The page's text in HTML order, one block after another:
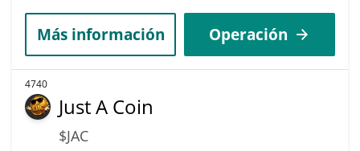
Más información Operación
4740
Just A Coin
$JAC